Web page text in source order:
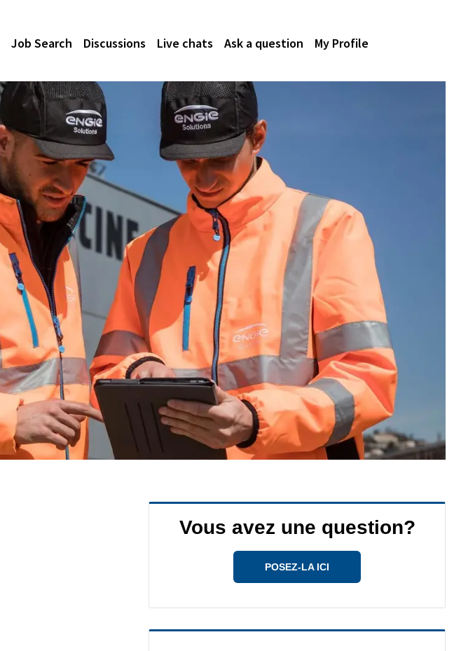
Job Search Discussions Live chats Ask a question My Profile
Vous avez une question?
POSEZ-LA ICI